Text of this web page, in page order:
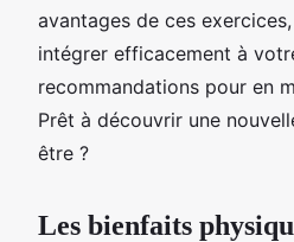
avantages de ces
intégrer efficacement à
recommandations pour en
Prêt à découvrir une
être ?
Les bienfaits